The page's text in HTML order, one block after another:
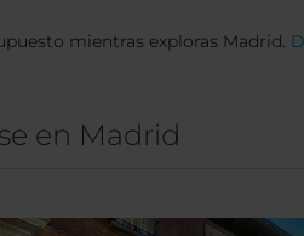
mientras exploras Madrid.
en Madrid